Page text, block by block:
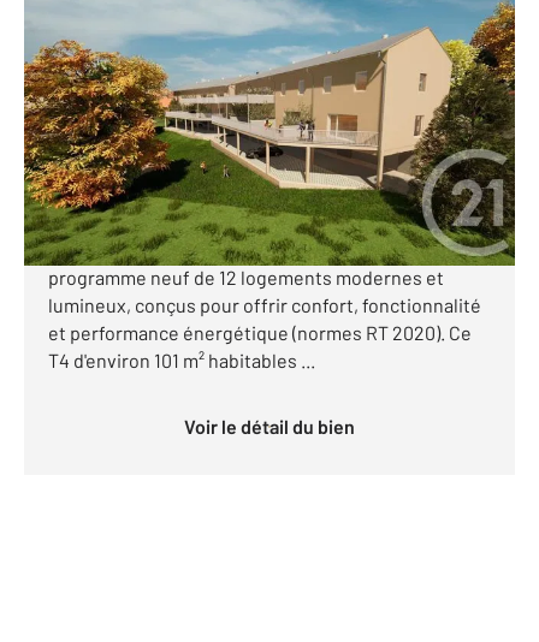
101 m
, 4 pièces
Ref : 10696
Appartement F4 à vendre
480 000 €
Programme neuf aux Rousses Idéalement situé
dans le charmant village des Rousses, découvrez ce
programme neuf de 12 logements modernes et
lumineux, conçus pour offrir confort, fonctionnalité
et performance énergétique (normes RT 2020). Ce
T4 d'environ 101 m² habitables ...
Voir le détail du bien